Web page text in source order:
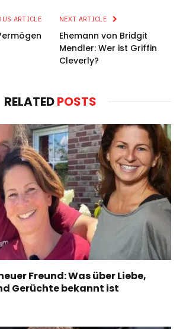
ARTICLE NEXT ARTICLE
Ehemann von Bridgit
Mendler: Wer ist Griffin
Cleverly?
RELATEDPOSTS
Freund: Was über Liebe,
Gerüchte bekannt ist